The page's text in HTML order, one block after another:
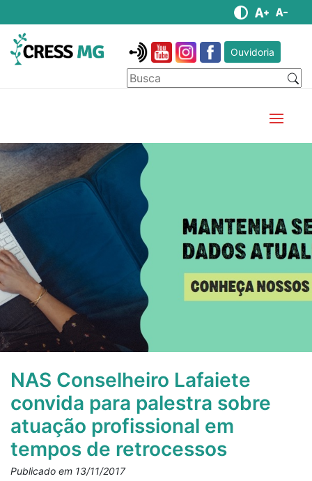
Ouvidoria
NAS Conselheiro Lafaiete
convida para palestra sobre
atuação profissional em
tempos de retrocessos
Publicado em 13/11/2017